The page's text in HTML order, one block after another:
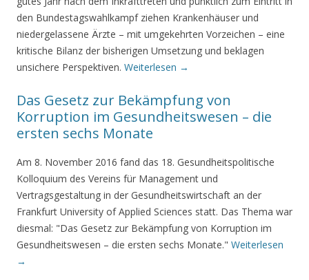
den Bundestagswahlkampf ziehen Krankenhäuser und
niedergelassene Ärzte – mit umgekehrten Vorzeichen – eine
kritische Bilanz der bisherigen Umsetzung und beklagen
unsichere Perspektiven. Weiterlesen →
Das Gesetz zur Bekämpfung von
Korruption im Gesundheitswesen – die
ersten sechs Monate
Am 8. November 2016 fand das 18. Gesundheitspolitische
Kolloquium des Vereins für Management und
Vertragsgestaltung in der Gesundheitswirtschaft an der
Frankfurt University of Applied Sciences statt. Das Thema war
diesmal: "Das Gesetz zur Bekämpfung von Korruption im
Gesundheitswesen – die ersten sechs Monate." Weiterlesen
→